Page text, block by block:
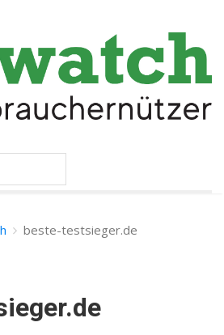
beste-testsieger.de